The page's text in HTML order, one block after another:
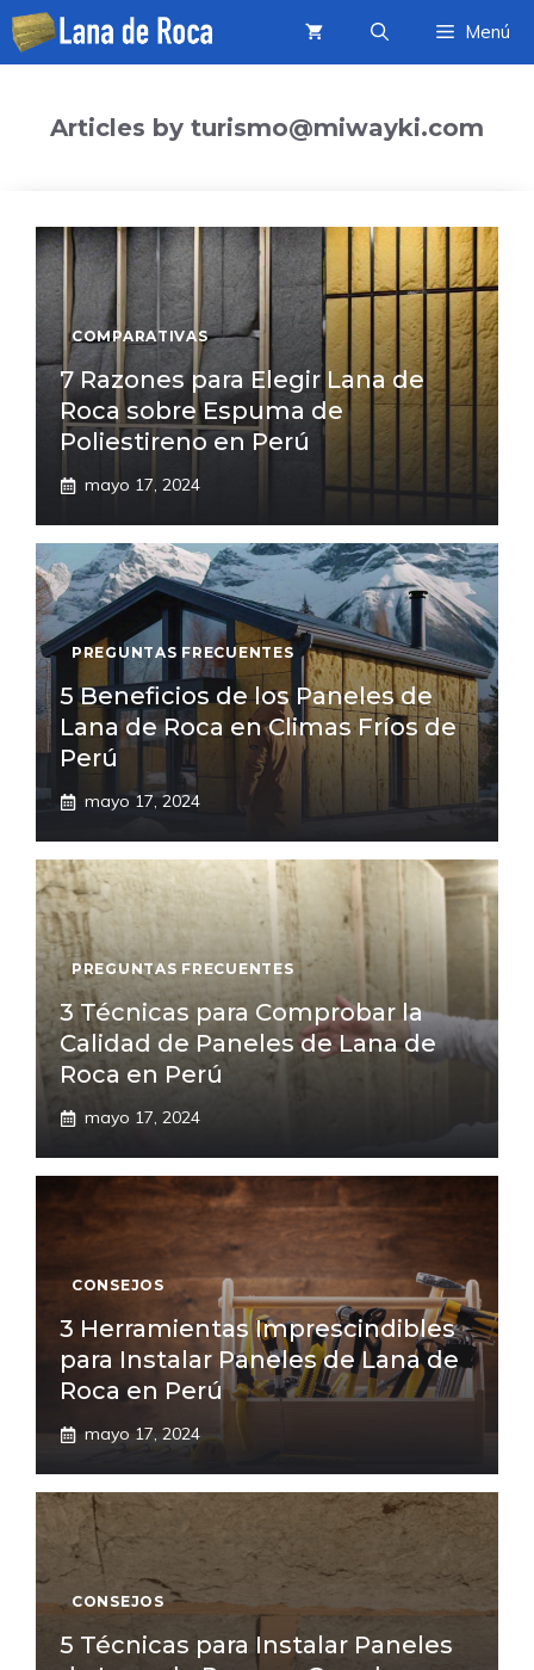
Saltar
Menú
Articles by turismo@miwayki.com
COMPARATIVAS
7 Razones para Elegir Lana de
Roca sobre Espuma de
Poliestireno en Perú
mayo 17, 2024
PREGUNTAS FRECUENTES
5 Beneficios de los Paneles de
Lana de Roca en Climas Fríos de
Perú
mayo 17, 2024
PREGUNTAS FRECUENTES
3 Técnicas para Comprobar la
Calidad de Paneles de Lana de
Roca en Perú
mayo 17, 2024
CONSEJOS
3 Herramientas Imprescindibles
para Instalar Paneles de Lana de
Roca en Perú
mayo 17, 2024
CONSEJOS
5 Técnicas para Instalar Paneles